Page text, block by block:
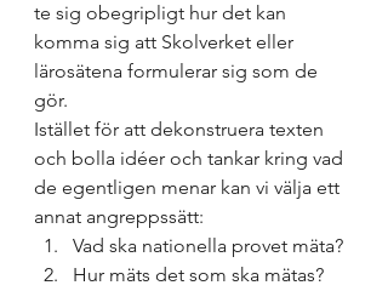
te sig obegripligt hur det kan
komma sig att Skolverket eller
lärosätena formulerar sig som de
gör.
Istället för att dekonstruera texten
och bolla idéer och tankar kring vad
de egentligen menar kan vi välja ett
annat angreppssätt:
Vad ska nationella provet mäta?
Hur mäts det som ska mätas?